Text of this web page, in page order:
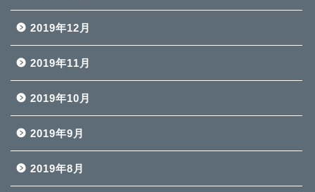
2019年12月
2019年11月
2019年10月
2019年9月
2019年8月